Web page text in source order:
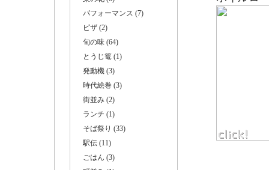
パフォーマンス (7)
ピザ (2)
旬の味 (64)
とうじ篭 (1)
発動機 (3)
時代絵巻 (3)
街並み (2)
ランチ (1)
そば祭り (33)
駅伝 (11)
ごはん (3)